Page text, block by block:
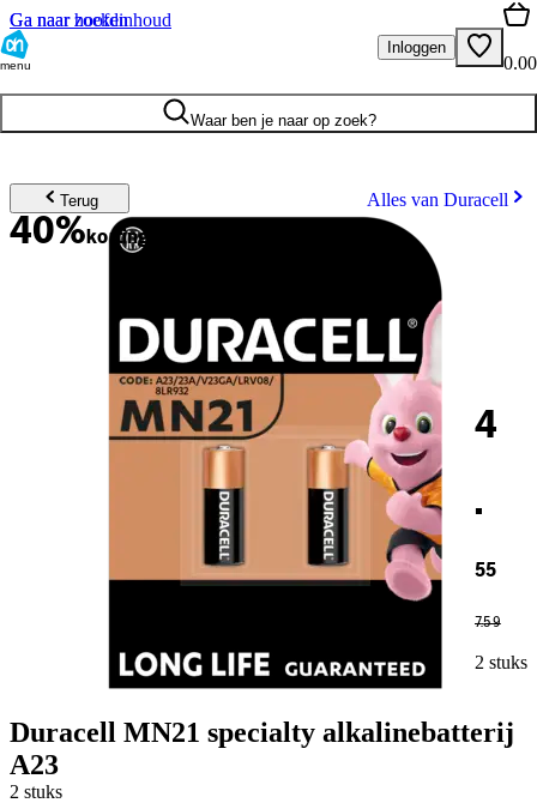
Ga naar hoofdinhoud
Ga naar zoeken
menu
Inloggen
0.00
Waar ben je naar op zoek?
Terug Alles van Duracell
40%korting
4
.
55
7.59
2 stuks
Duracell MN21 specialty alkalinebatterij
A23
2 stuks